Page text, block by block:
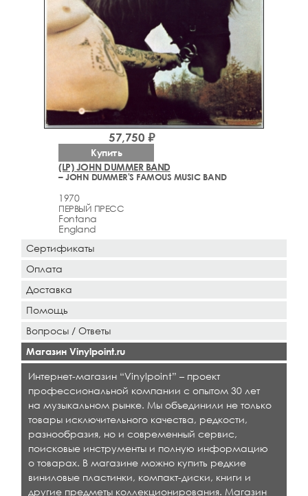
(LP) JOHN DUMMER BAND
– JOHN DUMMER'S FAMOUS MUSIC BAND
1970
ПЕРВЫЙ ПРЕСС
Fontana
England
57,750 ₽
Купить
Сертификаты
Оплата
Доставка
Помощь
Вопросы / Ответы
Магазин Vinylpoint.ru
Интернет-магазин “Vinylpoint” – проект
профессиональной компании с опытом 30 лет
на музыкальном рынке. Мы объединили не только
товары исключительного качества, редкости,
разнообразия, но и современный сервис,
поисковые инструменты и полную информацию
о товарах. В магазине можно купить редкие
виниловые пластинки, компакт-диски, книги и
другие предметы коллекционирования. Магазин